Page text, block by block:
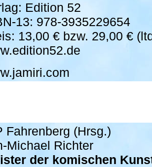
Edition 52
13: 978-3935229654
13,00 € bzw. 29,00 €
Fahrenberg (Hrsg.)
Michael Richter
der komischen